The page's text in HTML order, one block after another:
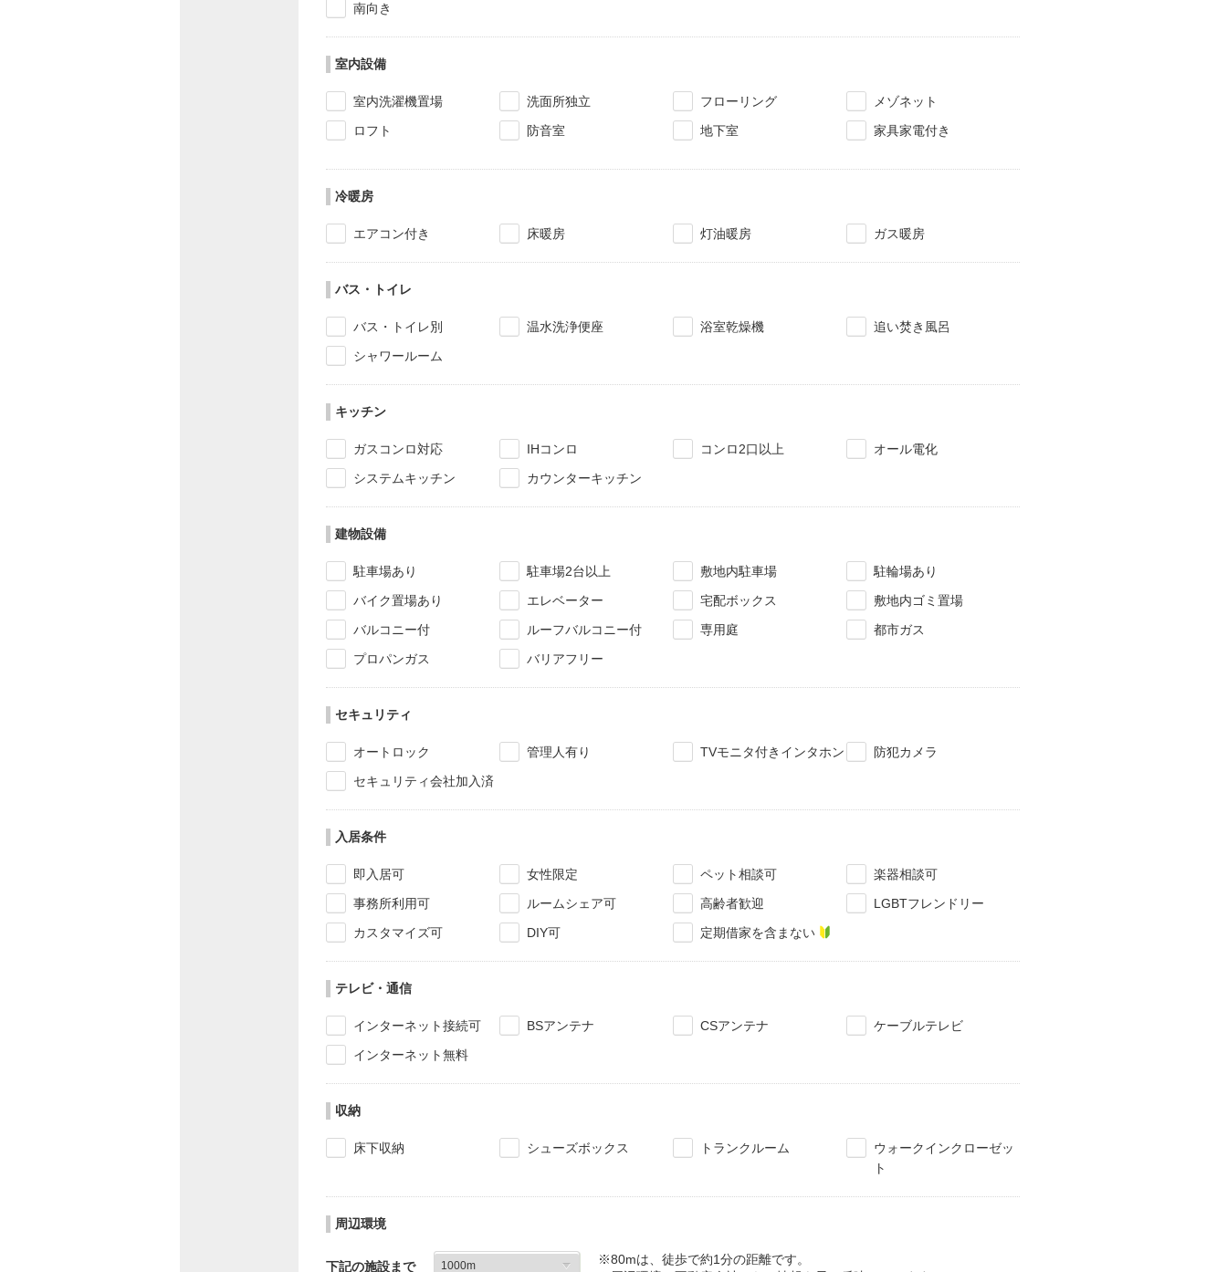
南向き
室内設備
室内洗濯機置場 洗面所独立 フローリング
メゾネット
ロフト
防音室 地下室 家具家電付き
冷暖房
エアコン付き 床暖房 灯油暖房 ガス暖房
バス・トイレ
バス・トイレ別 温水洗浄便座 浴室乾燥機
追い焚き風呂
シャワールーム
キッチン
ガスコンロ対応 IHコンロ コンロ2口以上
オール電化
システムキッチン
カウンターキッチン
建物設備
駐車場あり 駐車場2台以上 敷地内駐車場
駐輪場あり
バイク置場あり
エレベーター 宅配ボックス
敷地内ゴミ置場
バルコニー付
ルーフバルコニー付 専用庭
都市ガス
プロパンガス
バリアフリー
セキュリティ
オートロック 管理人有り TVモニタ付きインタホン
防犯カメラ
セキュリティ会社加入済
入居条件
即入居可 女性限定 ペット相談可
楽器相談可
事務所利用可
ルームシェア可 高齢者歓迎
LGBTフレンドリー
カスタマイズ可
DIY可 定期借家を含まない
テレビ・通信
インターネット接続可 BSアンテナ CSアンテナ
ケーブルテレビ
インターネット無料
収納
床下収納 シューズボックス トランクルーム
ウォークインクローゼッ
ト
周辺環境
下記の施設まで
※80mは、徒歩で約1分の距離です。